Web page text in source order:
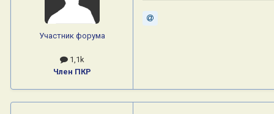
Участник форума
1,1k
Член ПКР